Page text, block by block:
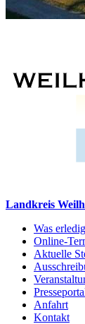
Landkreis
Was
Online-
Aktuelle
Anfahrt
Kontakt